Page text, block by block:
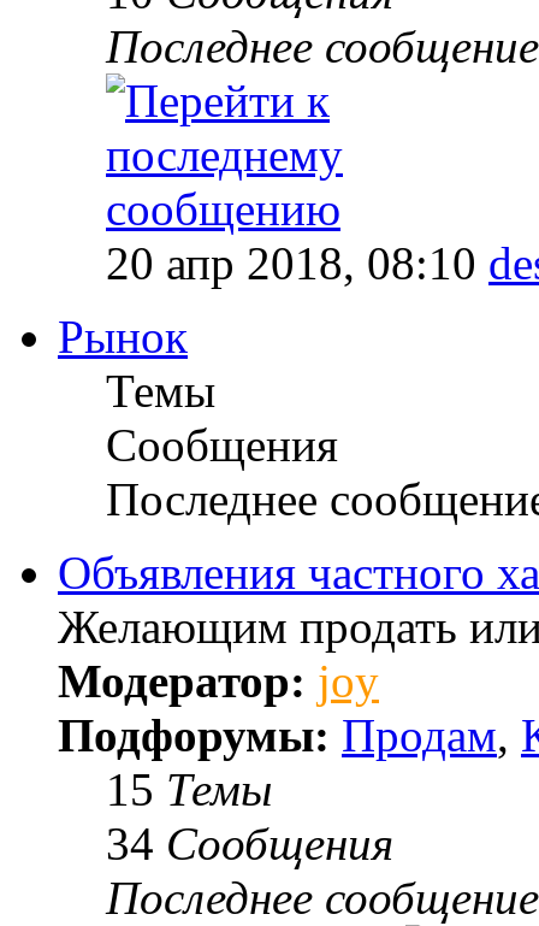
Последнее сообщение
20 апр 2018, 08:10
Рынок
Темы
Сообщения
Последнее
Объявления частного
Желающим продать
Модератор: joy
Подфорумы: Продам,
15 Темы
34 Сообщения
Последнее сообщение